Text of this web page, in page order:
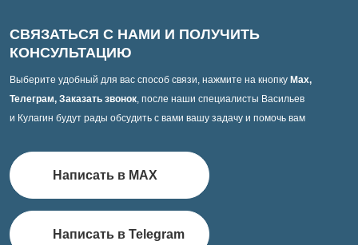
СВЯЗАТЬСЯ С НАМИ И ПОЛУЧИТЬ
КОНСУЛЬТАЦИЮ
Выберите удобный для вас способ связи, нажмите на кнопку Max,
Телеграм, Заказать звонок, после наши специалисты Васильев
и Кулагин будут рады обсудить с вами вашу задачу и помочь вам
Написать в MAX
Написать в Telegram